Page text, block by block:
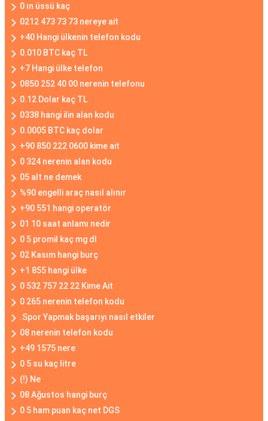
0 ın üssü kaç
0212 473 73 73 nereye ait
+40 Hangi ülkenin telefon kodu
0.010 BTC kaç TL
+7 Hangi ülke telefon
0850 252 40 00 nerenin telefonu
0.12 Dolar kaç TL
0338 hangi ilin alan kodu
0.0005 BTC kaç dolar
+90 850 222 0600 kime ait
0 324 nerenin alan kodu
05 alt ne demek
%90 engelli araç nasıl alınır
+90 551 hangi operatör
01 10 saat anlamı nedir
0 5 promil kaç mg dl
02 Kasım hangi burç
+1 855 hangi ülke
0 532 757 22 22 Kime Ait
0 265 nerenin telefon kodu
.Spor Yapmak başarıyı nasıl etkiler
08 nerenin telefon kodu
+49 1575 nere
0 5 su kaç litre
(!) Ne
08 Ağustos hangi burç
0 5 ham puan kaç net DGS